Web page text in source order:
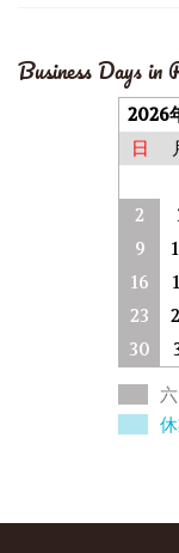
Business Days in
2026
日
2
9
16
23
30